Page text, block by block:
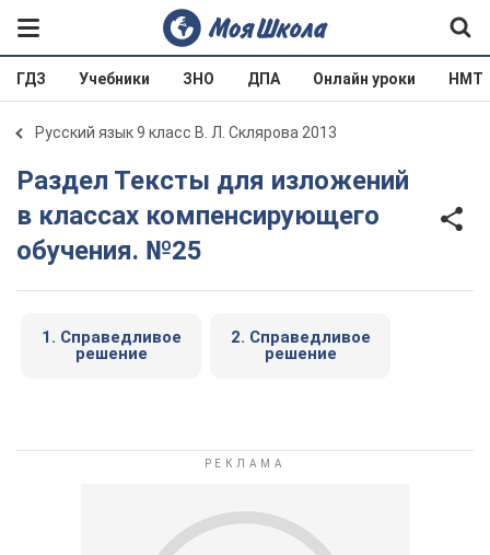
ГДЗ Учебники ЗНО ДПА Онлайн уроки НМТ
Русский язык 9 класс В. Л. Склярова 2013
Раздел Тексты для изложений
в классах компенсирующего
обучения. №25
1. Справедливое
решение
2. Справедливое
решение